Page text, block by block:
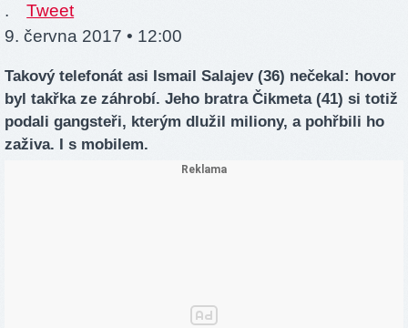
.
Tweet
9. června 2017 • 12:00
Takový telefonát asi Ismail Salajev (36) nečekal: hovor
byl takřka ze záhrobí. Jeho bratra Čikmeta (41) si totiž
podali gangsteři, kterým dlužil miliony, a pohřbili ho
zaživa. I s mobilem.